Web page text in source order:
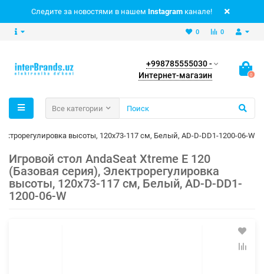
Следите за новостями в нашем Instagram канале!
0
0
+998785555030 -
Интернет-магазин
0
Все категории
высоты, 120х73-117 см, Белый, AD-D-DD1-1200-06-W
Игровой стол AndaSeat Xtreme E 120
(Базовая серия), Электрорегулировка
высоты, 120х73-117 см, Белый, AD-D-DD1-
1200-06-W